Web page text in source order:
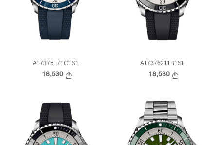
A17375E71C1S1
18,530
A17376211B1S1
18,530